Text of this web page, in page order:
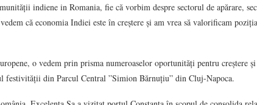
indiene in Romania, fie că vorbim despre sectorul de apărare,
că economia Indiei este în creștere și am vrea să valorificam
o vedem prin prisma numeroaselor oportunități pentru creștere
festivității din Parcul Central ”Simion Bărnuțiu” din Cluj-Napoca.